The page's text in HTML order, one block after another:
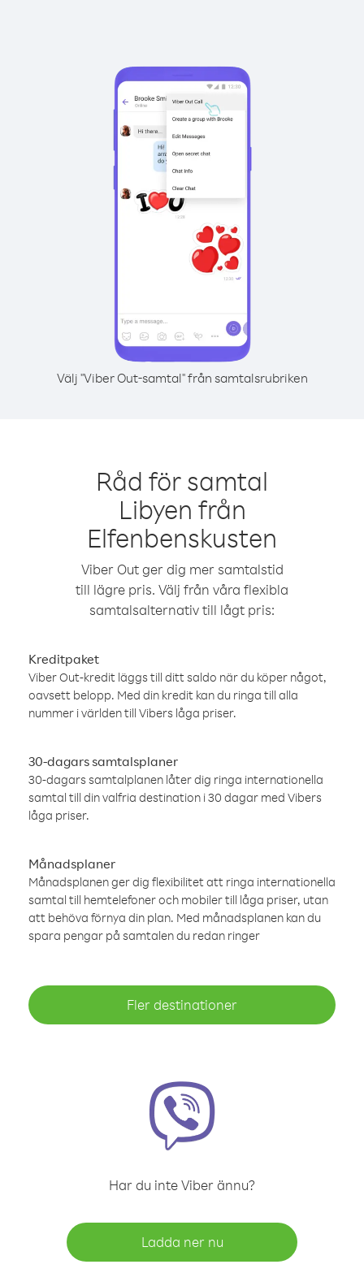
Välj "Viber Out-samtal" från samtalsrubriken
Råd för samtal
Libyen från
Elfenbenskusten
Viber Out ger dig mer samtalstid
till lägre pris. Välj från våra flexibla
samtalsalternativ till lågt pris:
Kreditpaket
Viber Out-kredit läggs till ditt saldo när du köper något,
oavsett belopp. Med din kredit kan du ringa till alla
nummer i världen till Vibers låga priser.
30-dagars samtalsplaner
30-dagars samtalplanen låter dig ringa internationella
samtal till din valfria destination i 30 dagar med Vibers
låga priser.
Månadsplaner
Månadsplanen ger dig flexibilitet att ringa internationella
samtal till hemtelefoner och mobiler till låga priser, utan
att behöva förnya din plan. Med månadsplanen kan du
spara pengar på samtalen du redan ringer
Fler destinationer
Har du inte Viber ännu?
Ladda ner nu